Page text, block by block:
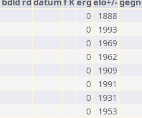
0
1888
0
1993
0
1969
0
1962
0
1909
0
1991
0
1931
0
1953